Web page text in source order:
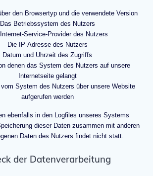
den Browsertyp und die verwendete Version
Das Betriebssystem des Nutzers
Service-Provider des Nutzers
Die IP-Adresse des Nutzers
Datum und Uhrzeit des Zugriffs
denen das System des Nutzers auf unsere
Internetseite gelangt
System des Nutzers über unsere Website
aufgerufen werden
ebenfalls in den Logfiles unseres Systems
dieser Daten zusammen mit anderen
Daten des Nutzers findet nicht statt.
der Datenverarbeitung